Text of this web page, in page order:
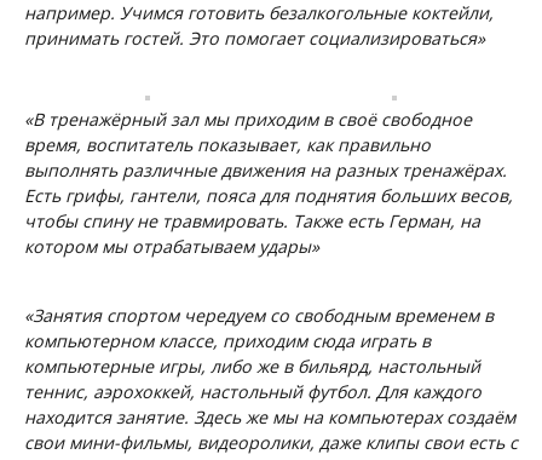
например. Учимся готовить безалкогольные коктейли,
принимать гостей. Это помогает социализироваться»
«В тренажёрный зал мы приходим в своё свободное
время, воспитатель показывает, как правильно
выполнять различные движения на разных тренажёрах.
Есть грифы, гантели, пояса для поднятия больших весов,
чтобы спину не травмировать. Также есть Герман, на
котором мы отрабатываем удары»
«Занятия спортом чередуем со свободным временем в
компьютерном классе, приходим сюда играть в
компьютерные игры, либо же в бильярд, настольный
теннис, аэрохоккей, настольный футбол. Для каждого
находится занятие. Здесь же мы на компьютерах создаём
свои мини-фильмы, видеоролики, даже клипы свои есть с